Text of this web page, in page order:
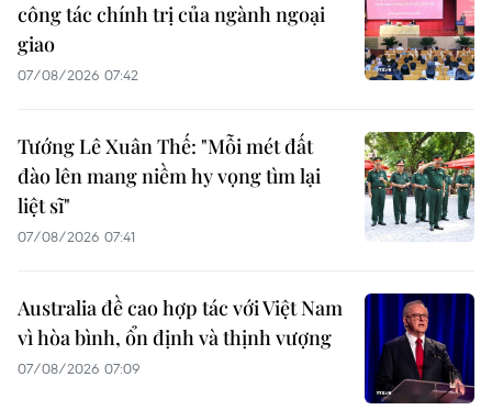
công tác chính trị của ngành ngoại
giao
07/08/2026 07:42
Tướng Lê Xuân Thế: "Mỗi mét đất
đào lên mang niềm hy vọng tìm lại
liệt sĩ"
07/08/2026 07:41
Australia đề cao hợp tác với Việt Nam
vì hòa bình, ổn định và thịnh vượng
07/08/2026 07:09